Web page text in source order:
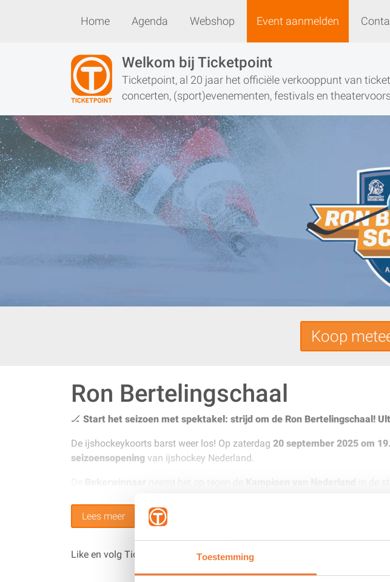
Toestemming
Home Agenda Webshop Event aanmelden Contact
Home Agenda Webshop Event aanmelden
Welkom bij Ticketpoint
Ticketpoint, al 20 jaar het officiële verkooppunt van
concerten, (sport)evenementen, festivals en
Koop
Ron Bertelingschaal
🏒 Start het seizoen met spektakel: strijd om de Ron Bertelingschaal!
De ijshockeykoorts barst weer los! Op zaterdag 20 september 2025 om
seizoensopening van ijshockey Nederland.
🔥 Verwacht passie, snelheid en pure ijshockeykracht in een wedstrijd
🎟️Koop nu je tickets via Ticketpoint.nl en verzeker jezelf van een plek
Lees meer
Like en volg Ticketpoint